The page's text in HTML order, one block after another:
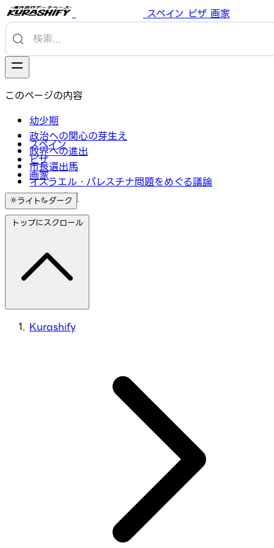
スペイン ビザ 画家
スペイン
ビザ
画家
ライト ダーク
このページの内容
幼少期
政治への関心の芽生え
政界への進出
市長選出馬
イスラエル・パレスチナ問題をめぐる議論
歴史的勝利
トップにスクロール
Kurashify